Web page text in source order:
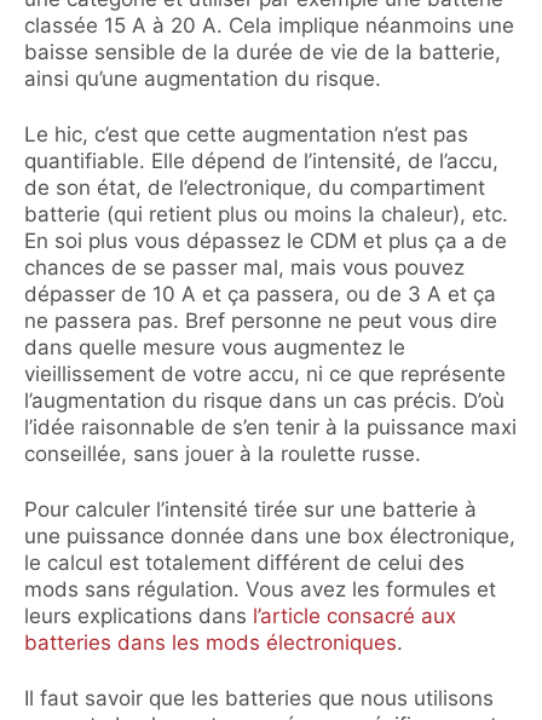
classée 15 A à 20 A. Cela implique néanmoins une
baisse sensible de la durée de vie de la batterie,
ainsi qu’une augmentation du risque.
Le hic, c’est que cette augmentation n’est pas
quantifiable. Elle dépend de l’intensité, de l’accu,
de son état, de l’electronique, du compartiment
batterie (qui retient plus ou moins la chaleur), etc.
En soi plus vous dépassez le CDM et plus ça a de
chances de se passer mal, mais vous pouvez
dépasser de 10 A et ça passera, ou de 3 A et ça
ne passera pas. Bref personne ne peut vous dire
dans quelle mesure vous augmentez le
vieillissement de votre accu, ni ce que représente
l’augmentation du risque dans un cas précis. D’où
l’idée raisonnable de s’en tenir à la puissance maxi
conseillée, sans jouer à la roulette russe.
Pour calculer l’intensité tirée sur une batterie à
une puissance donnée dans une box électronique,
le calcul est totalement différent de celui des
mods sans régulation. Vous avez les formules et
leurs explications dans l’article consacré aux
batteries dans les mods électroniques.
Il faut savoir que les batteries que nous utilisons